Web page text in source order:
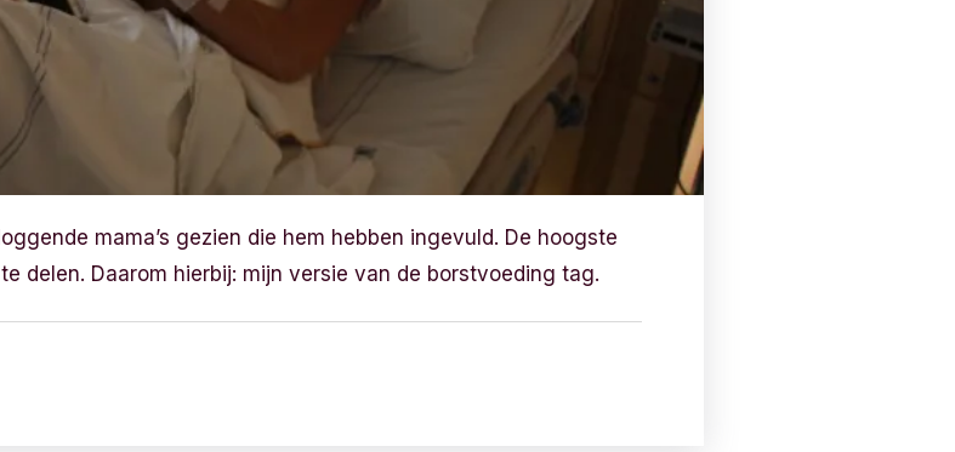
mama’s gezien die hem hebben ingevuld. De hoogste
delen. Daarom hierbij: mijn versie van de borstvoeding tag.